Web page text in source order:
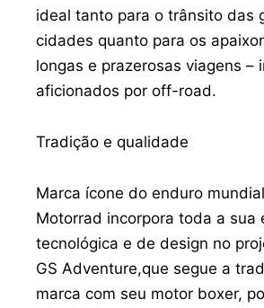
ideal tanto para o trânsito das
cidades quanto para os
longas e prazerosas viagens –
aficionados por off-road.
Tradição e qualidade
Marca ícone do enduro
Motorrad incorpora toda a sua
tecnológica e de design no
GS Adventure,que segue a
marca com seu motor boxer,